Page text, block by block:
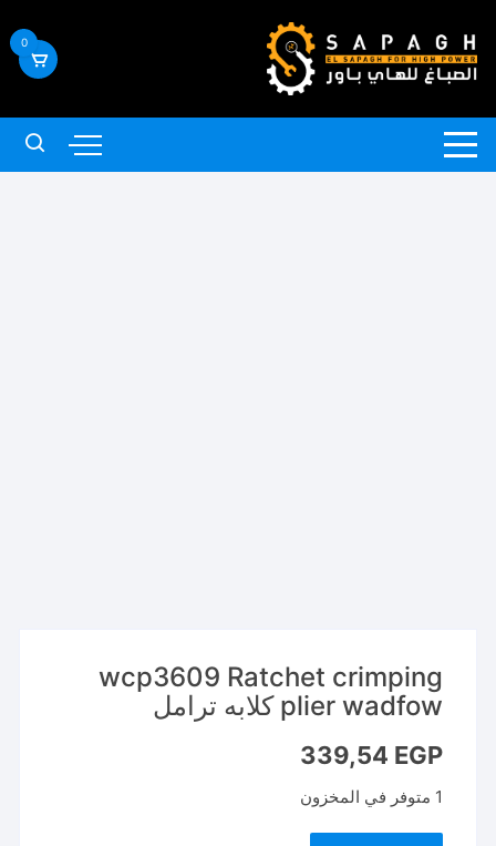
إلى
المحتوى
0
wcp3609 Ratchet crimping
plier wadfow كلابه ترامل
339,54 EGP
1 متوفر في المخزون